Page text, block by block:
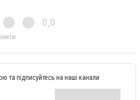
0,0
та підписуйтесь на наші канали